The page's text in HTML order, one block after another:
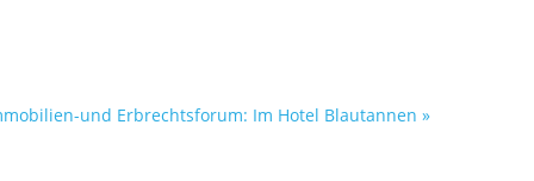
und Erbrechtsforum: Im Hotel Blautannen »